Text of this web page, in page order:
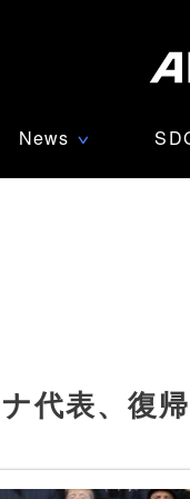
News ∨
代表、復